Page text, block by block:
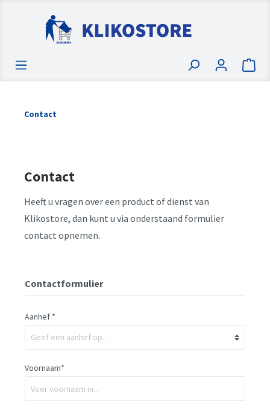
Contact
Contact
Heeft u vragen over een product of dienst van
Klikostore, dan kunt u via onderstaand formulier
contact opnemen.
Contactformulier
Aanhef *
Voornaam*